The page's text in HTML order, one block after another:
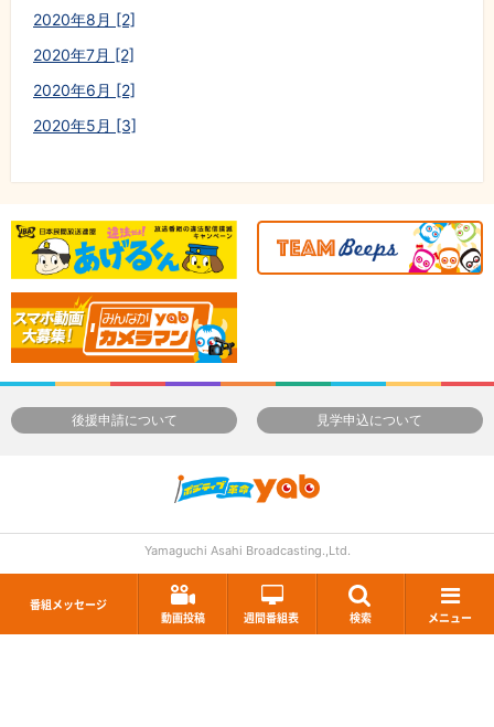
番組メッセージ
動画投稿
週間番組表 検索 メニュー
2020年8月 [2]
2020年7月 [2]
2020年6月 [2]
2020年5月 [3]
後援申請について 見学申込について
Yamaguchi Asahi Broadcasting.,Ltd.